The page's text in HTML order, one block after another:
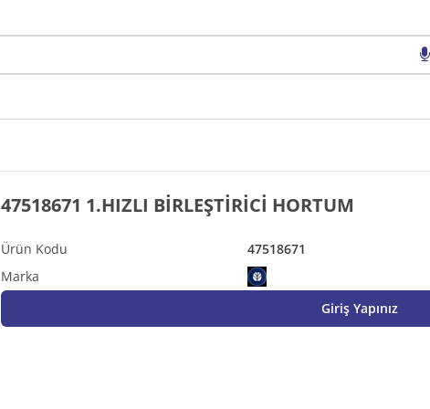
47518671
47518671 1.HIZLI BİRLEŞTİRİCİ HORTUM
Giriş Yapınız